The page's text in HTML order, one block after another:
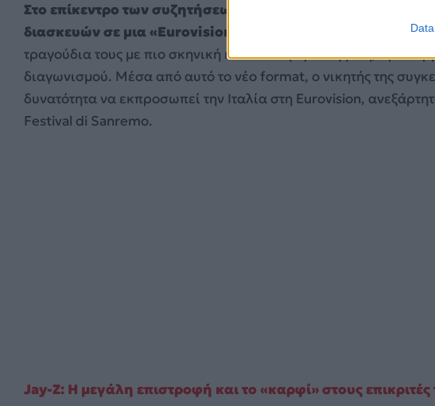
Στο επίκεντρο των συζητήσεων βρίσκεται η ιδέα να
διασκευών σε μια «Eurovision Night»
, όπου οι
τραγούδια τους με πιο σκηνική και διεθνή προσέγγιση,
διαγωνισμού. Μέσα από αυτό το νέο format, ο νικητής της
δυνατότητα να εκπροσωπεί την Ιταλία στη Eurovision,
Festival di Sanremo.
Jay-Z: Η μεγάλη επιστροφή και το «καρφί» στους